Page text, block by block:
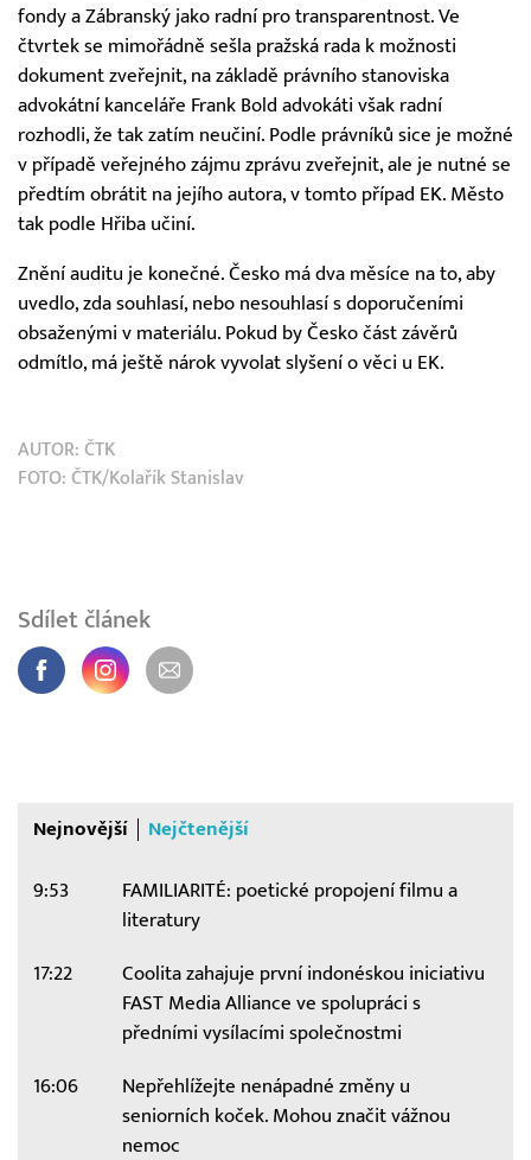
fondy a Zábranský jako radní pro transparentnost. Ve
čtvrtek se mimořádně sešla pražská rada k možnosti
dokument zveřejnit, na základě právního stanoviska
advokátní kanceláře Frank Bold advokáti však radní
rozhodli, že tak zatím neučiní. Podle právníků sice je možné
v případě veřejného zájmu zprávu zveřejnit, ale je nutné se
předtím obrátit na jejího autora, v tomto případ EK. Město
tak podle Hřiba učiní.
Znění auditu je konečné. Česko má dva měsíce na to, aby
uvedlo, zda souhlasí, nebo nesouhlasí s doporučeními
obsaženými v materiálu. Pokud by Česko část závěrů
odmítlo, má ještě nárok vyvolat slyšení o věci u EK.
AUTOR: ČTK
FOTO: ČTK/Kolařík Stanislav
Sdílet článek
Nejnovější Nejčtenější
9:53
FAMILIARITÉ: poetické propojení filmu a
literatury
17:22
Coolita zahajuje první indonéskou iniciativu
FAST Media Alliance ve spolupráci s
předními vysílacími společnostmi
16:06
Nepřehlížejte nenápadné změny u
seniorních koček. Mohou značit vážnou
nemoc